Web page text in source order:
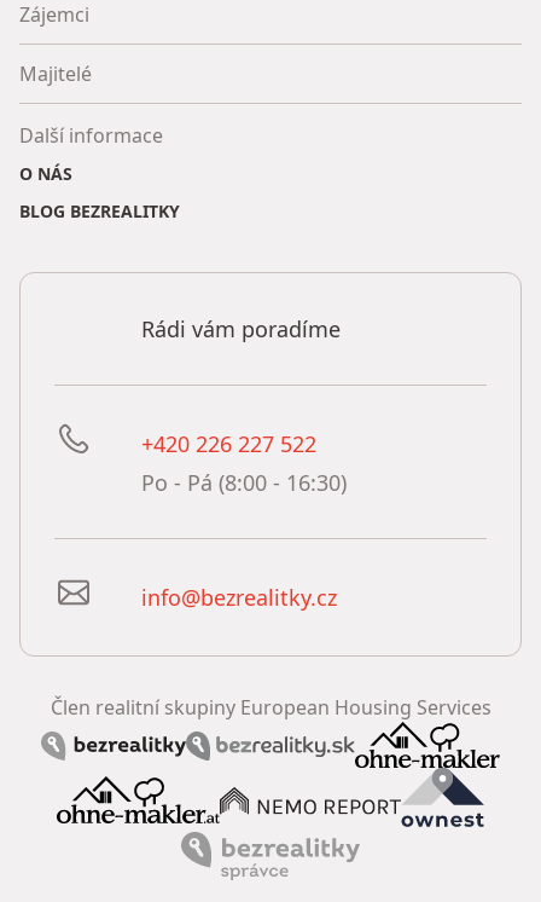
Zájemci
Majitelé
Další informace
O NÁS
BLOG BEZREALITKY
Rádi vám poradíme
+420 226 227 522
Po - Pá (8:00 - 16:30)
info@bezrealitky.cz
Člen realitní skupiny European Housing Services